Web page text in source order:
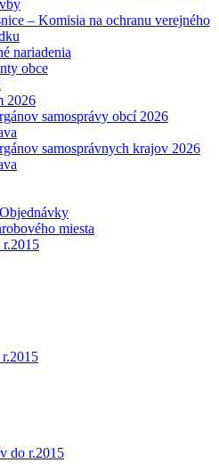
– Komisia na ochranu verejného
nariadenia
obce
2026
samosprávy obcí 2026
samosprávnych krajov 2026
miesta
do r.2015